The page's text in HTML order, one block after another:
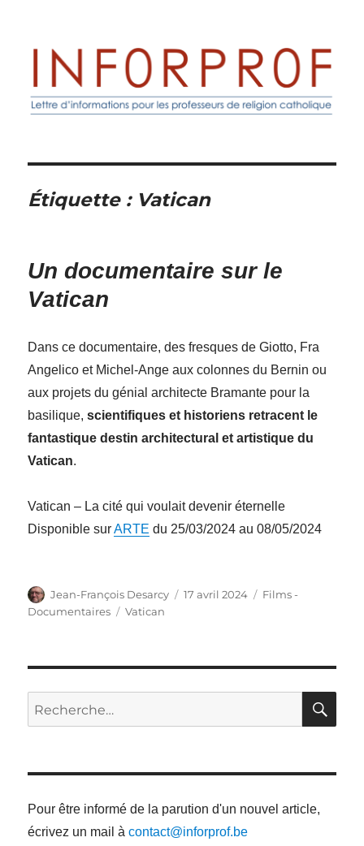
Inforprof
Étiquette : Vatican
Un documentaire sur le
Vatican
Dans ce documentaire, des fresques de Giotto, Fra
Angelico et Michel-Ange aux colonnes du Bernin ou
aux projets du génial architecte Bramante pour la
basilique,scientifiques et historiens retracent le
fantastique destin architectural et artistique du
Vatican.
Vatican – La cité qui voulait devenir éternelle
Disponible surARTE du 25/03/2024 au 08/05/2024
Auteur
Jean-François Desarcy
Publié
17 avril 2024 Catégories
Films -
Documentaires
Étiquettes
Vatican
Recherche
pour
Pour être informé de la parution d'un nouvel article,
écrivez un mail àcontact@inforprof.be